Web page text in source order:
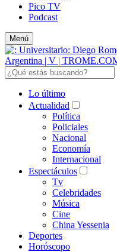
Pico TV
Podcast
Menú
Lo último
Actualidad
Política
Policiales
Nacional
Economía
Internacional
Espectáculos
Tv
Celebridades
Música
Cine
China Yessenia
Deportes
Horóscopo